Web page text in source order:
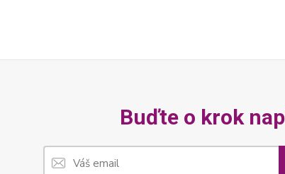
Buďte o krok